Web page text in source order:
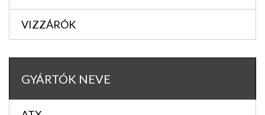
VIZZÁRÓK
GYÁRTÓK NEVE